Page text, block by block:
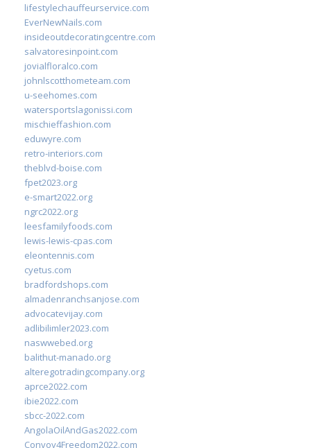
lifestylechauffeurservice.com
EverNewNails.com
insideoutdecoratingcentre.com
salvatoresinpoint.com
jovialfloralco.com
johnlscotthometeam.com
u-seehomes.com
watersportslagonissi.com
mischieffashion.com
eduwyre.com
retro-interiors.com
theblvd-boise.com
fpet2023.org
e-smart2022.org
ngrc2022.org
leesfamilyfoods.com
lewis-lewis-cpas.com
eleontennis.com
cyetus.com
bradfordshops.com
almadenranchsanjose.com
advocatevijay.com
adlibilimler2023.com
naswwebed.org
balithut-manado.org
alteregotradingcompany.org
aprce2022.com
ibie2022.com
sbcc-2022.com
AngolaOilAndGas2022.com
Convoy4Freedom2022.com